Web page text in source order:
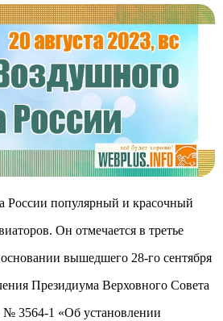
России популярный и красочный
Он отмечается в третье
основании вышедшего 28-го сентября
Президиума Верховного Совета
3564-1 «Об установлении